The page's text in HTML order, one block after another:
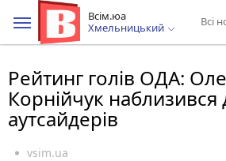
Всім.юа
Хмельницький
Всі
Рейтинг голів ОДА:
Корнійчук наблизився
аутсайдерів
vsim.ua